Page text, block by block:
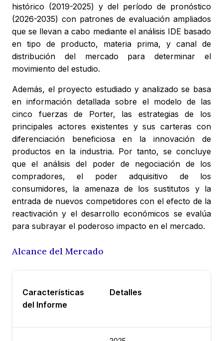
histórico (2019-2025) y del período de pronóstico
(2026-2035) con patrones de evaluación ampliados
que se llevan a cabo mediante el análisis IDE basado
en tipo de producto, materia prima, y canal de
distribución del mercado para determinar el
movimiento del estudio.
Además, el proyecto estudiado y analizado se basa
en información detallada sobre el modelo de las
cinco fuerzas de Porter, las estrategias de los
principales actores existentes y sus carteras con
diferenciación beneficiosa en la innovación de
productos en la industria. Por tanto, se concluye
que el análisis del poder de negociación de los
compradores, el poder adquisitivo de los
consumidores, la amenaza de los sustitutos y la
entrada de nuevos competidores con el efecto de la
reactivación y el desarrollo económicos se evalúa
para subrayar el poderoso impacto en el mercado.
Alcance del Mercado
Características
del Informe
Detalles